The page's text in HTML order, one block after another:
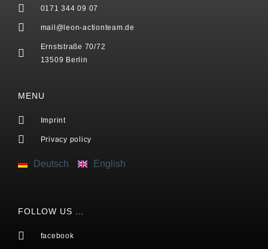
0171 344 09 07
mail@leon-actionteam.de
Ernststraße 70/72
13509 Berlin
MENU
Imprint
Privacy policy
Deutsch English
FOLLOW US ...
facebook